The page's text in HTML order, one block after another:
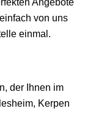
Angebote
von uns
einmal.
der Ihnen im
Kerpen